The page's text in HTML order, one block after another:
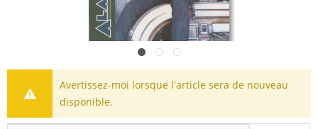
Avertissez-moi lorsque l'article sera de nouveau
disponible.